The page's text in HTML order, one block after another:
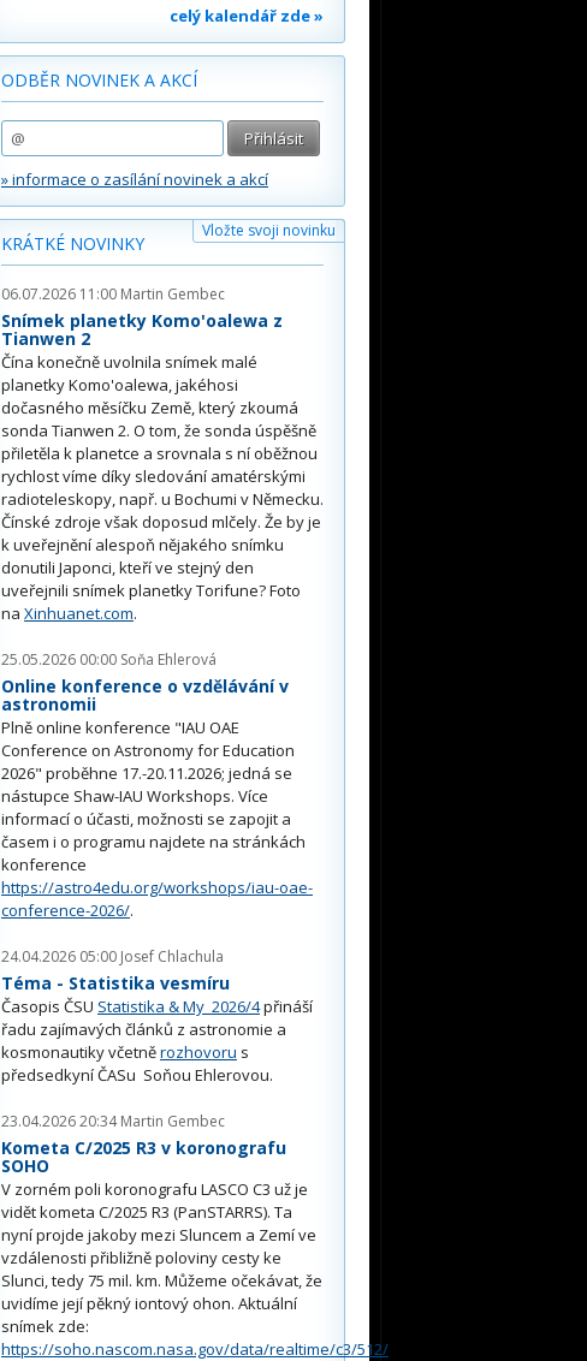
celý kalendář zde »
ODBĚR NOVINEK A AKCÍ
» informace o zasílání novinek a akcí
Vložte svoji novinku
KRÁTKÉ NOVINKY
06.07.2026 11:00 Martin Gembec
Snímek planetky Komo'oalewa z
Tianwen 2
Čína konečně uvolnila snímek malé
planetky Komo'oalewa, jakéhosi
dočasného měsíčku Země, který zkoumá
sonda Tianwen 2. O tom, že sonda úspěšně
přiletěla k planetce a srovnala s ní oběžnou
rychlost víme díky sledování amatérskými
radioteleskopy, např. u Bochumi v Německu.
Čínské zdroje však doposud mlčely. Že by je
k uveřejnění alespoň nějakého snímku
donutili Japonci, kteří ve stejný den
uveřejnili snímek planetky Torifune? Foto
na Xinhuanet.com.
25.05.2026 00:00 Soňa Ehlerová
Online konference o vzdělávání v
astronomii
Plně online konference "IAU OAE
Conference on Astronomy for Education
2026" proběhne 17.-20.11.2026; jedná se
nástupce Shaw-IAU Workshops. Více
informací o účasti, možnosti se zapojit a
časem i o programu najdete na stránkách
konference
https://astro4edu.org/workshops/iau-oae-
conference-2026/.
24.04.2026 05:00 Josef Chlachula
Téma - Statistika vesmíru
Časopis ČSU Statistika & My 2026/4přináší
řadu zajímavých článků z astronomie a
kosmonautiky včetněrozhovoru s
předsedkyní ČASu Soňou Ehlerovou.
23.04.2026 20:34 Martin Gembec
Kometa C/2025 R3 v koronografu
SOHO
V zorném poli koronografu LASCO C3 už je
vidět kometa C/2025 R3 (PanSTARRS). Ta
nyní projde jakoby mezi Sluncem a Zemí ve
vzdálenosti přibližně poloviny cesty ke
Slunci, tedy 75 mil. km. Můžeme očekávat, že
uvidíme její pěkný iontový ohon. Aktuální
snímek zde:
https://soho.nascom.nasa.gov/data/realtime/c3/512/